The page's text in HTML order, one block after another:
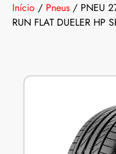
Início / Pneus / PNEU
RUN FLAT DUELER HP